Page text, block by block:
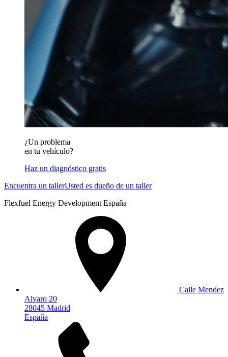
¿Un problema
en tu vehículo?
Haz un diagnóstico gratis
Encuentra un tallerUsted es dueño de un taller
Flexfuel Energy Development España
Calle Mendez
Alvaro 20
28045 Madrid
España